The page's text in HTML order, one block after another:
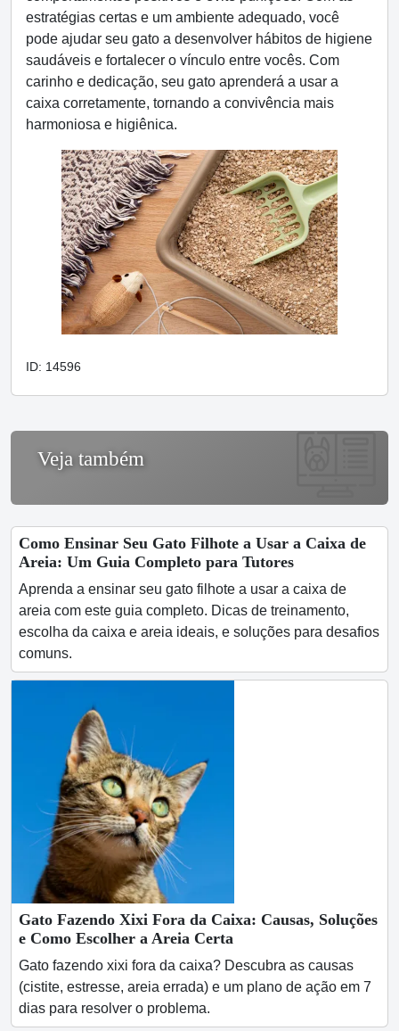
estratégias certas e um ambiente adequado, você
pode ajudar seu gato a desenvolver hábitos de higiene
saudáveis e fortalecer o vínculo entre vocês. Com
carinho e dedicação, seu gato aprenderá a usar a
caixa corretamente, tornando a convivência mais
harmoniosa e higiênica.
ID: 14596
Veja também
Como Ensinar Seu Gato Filhote a Usar a Caixa de
Areia: Um Guia Completo para Tutores
Aprenda a ensinar seu gato filhote a usar a caixa de
areia com este guia completo. Dicas de treinamento,
escolha da caixa e areia ideais, e soluções para desafios
comuns.
Gato Fazendo Xixi Fora da Caixa: Causas, Soluções
e Como Escolher a Areia Certa
Gato fazendo xixi fora da caixa? Descubra as causas
(cistite, estresse, areia errada) e um plano de ação em 7
dias para resolver o problema.